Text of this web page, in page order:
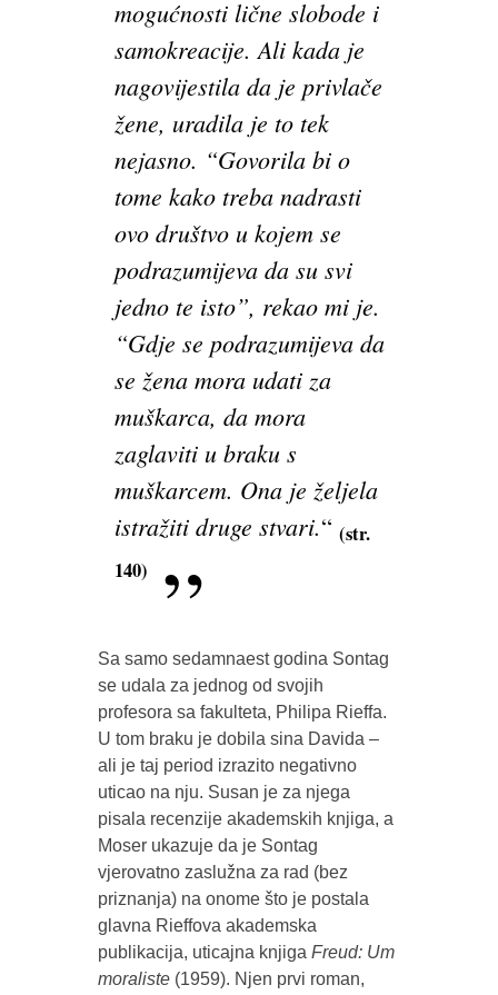
mogućnosti lične slobode i
samokreacije. Ali kada je
nagovijestila da je privlače
žene, uradila je to tek
nejasno. “Govorila bi o
tome kako treba nadrasti
ovo društvo u kojem se
podrazumijeva da su svi
jedno te isto”, rekao mi je.
“Gdje se podrazumijeva da
se žena mora udati za
muškarca, da mora
zaglaviti u braku s
muškarcem. Ona je željela
istražiti druge stvari.“ (str.
140)
Sa samo sedamnaest godina Sontag
se udala za jednog od svojih
profesora sa fakulteta, Philipa Rieffa.
U tom braku je dobila sina Davida –
ali je taj period izrazito negativno
uticao na nju. Susan je za njega
pisala recenzije akademskih knjiga, a
Moser ukazuje da je Sontag
vjerovatno zaslužna za rad (bez
priznanja) na onome što je postala
glavna Rieffova akademska
publikacija, uticajna knjiga Freud: Um
moraliste(1959). Njen prvi roman,